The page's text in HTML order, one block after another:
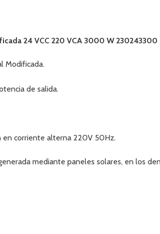
24 VCC 220 VCA 3000 W 230243300
Modificada.
de salida.
en corriente alterna 220V 50Hz.
mediante paneles solares, en los